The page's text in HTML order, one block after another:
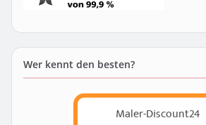
Wer kennt den besten?
Maler-Discount24